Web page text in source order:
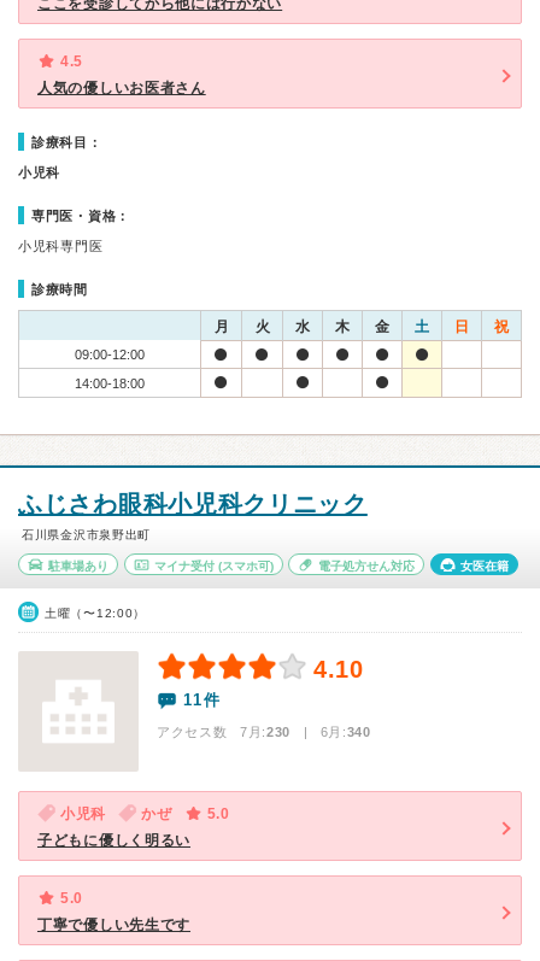
ここを受診してから他には行かない
4.5
人気の優しいお医者さん
診療科目：
小児科
専門医・資格：
小児科専門医
診療時間
月 火 水 木 金 土 日 祝
09:00-12:00
14:00-18:00
ふじさわ眼科小児科クリニック
石川県金沢市泉野出町
駐車場あり マイナ受付(スマホ可) 電子処方せん対応 女医在籍
土曜（〜12:00）
4.10
11件
アクセス数 7月:230 | 6月:340
小児科 かぜ
5.0
子どもに優しく明るい
5.0
丁寧で優しい先生です